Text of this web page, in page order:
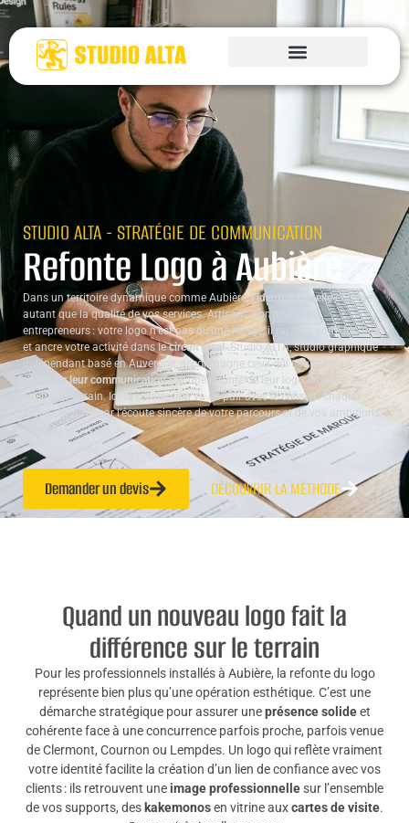
STUDIO ALTA - STRATÉGIE DE COMMUNICATION
Refonte Logo à Aubière
Dans un territoire dynamique comme Aubière, l’identité visuellecompte
autant que la qualité de vos services. Artisans, commerçants,
entrepreneurs : votre logo n’est pas qu’une image, il raconte votre histoire
et ancre votre activité dans lecircuit local . Studio ALTA, studio graphique
indépendant basé en Auvergne, accompagne ceux qui souhaitent
renforcer leur communicationpar une refonte de leur logo adaptée à la
réalité du terrain. Ici, la conception va de pair avec le conseil : chaque
projet démarre par l’écoute sincère de votre parcours et de vos ambitions
locales.
Demander un devis DÉCOUVRIR LA MÉTHODE
Quand un nouveau logo fait la
différence sur le terrain
Pour les professionnels installés à Aubière, la refonte du logo
représente bien plus qu’une opération esthétique. C’est une
démarche stratégique pour assurer uneprésence solideet
cohérente face à une concurrence parfois proche, parfois venue
de Clermont, Cournon ou Lempdes. Un logo qui reflète vraiment
votre identité facilite la création d’un lien de confiance avec vos
clients : ils retrouvent une image professionnellesur l’ensemble
de vos supports, des kakemonosen vitrine auxcartes de visite.